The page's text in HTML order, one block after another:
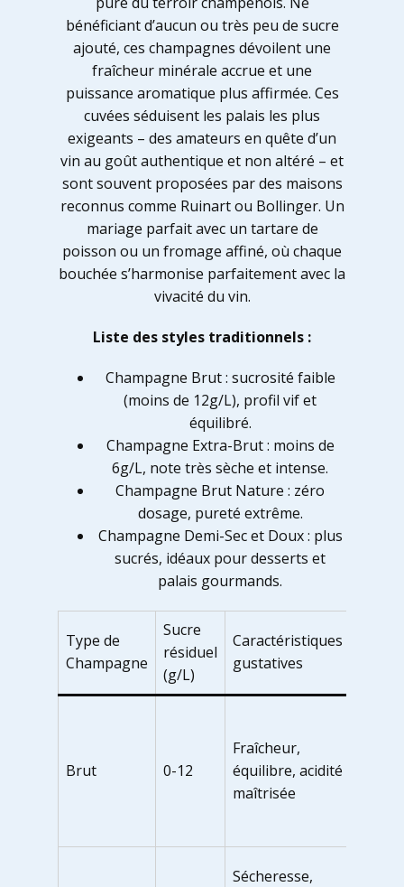
bénéficiant d’aucun ou très peu de sucre
ajouté, ces champagnes dévoilent une
fraîcheur minérale accrue et une
puissance aromatique plus affirmée. Ces
cuvées séduisent les palais les plus
exigeants – des amateurs en quête d’un
vin au goût authentique et non altéré – et
sont souvent proposées par des maisons
reconnus comme Ruinart ou Bollinger. Un
mariage parfait avec un tartare de
poisson ou un fromage affiné, où chaque
bouchée s’harmonise parfaitement avec la
vivacité du vin.
Liste des styles traditionnels :
Champagne Brut : sucrosité faible
(moins de 12g/L), profil vif et
équilibré.
Champagne Extra-Brut : moins de
6g/L, note très sèche et intense.
Champagne Brut Nature : zéro
dosage, pureté extrême.
Champagne Demi-Sec et Doux : plus
sucrés, idéaux pour desserts et
palais gourmands.
Type de
Champagne
Sucre
résiduel
(g/L)
Caractéristiques
gustatives
Brut 0-12
Fraîcheur,
équilibre, acidité
maîtrisée
Sécheresse,